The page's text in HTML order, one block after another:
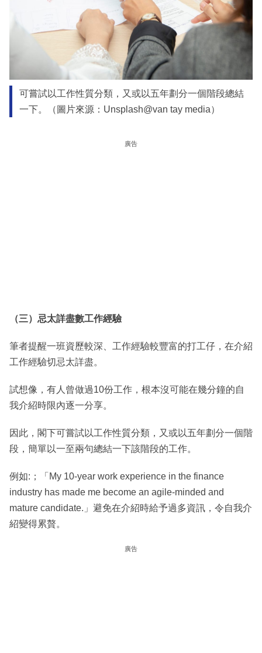
可嘗試以工作性質分類，又或以五年劃分一個階段總結
一下。（圖片來源：Unsplash@van tay media）
廣告
（三）忌太詳盡數工作經驗
筆者提醒一班資歷較深、工作經驗較豐富的打工仔，在介紹
工作經驗切忌太詳盡。
試想像，有人曾做過10份工作，根本沒可能在幾分鐘的自
我介紹時限內逐一分享。
因此，閣下可嘗試以工作性質分類，又或以五年劃分一個階
段，簡單以一至兩句總結一下該階段的工作。
例如:；「My 10-year work experience in the finance
industry has made me become an agile-minded and
mature candidate.」避免在介紹時給予過多資訊，令自我介
紹變得累贅。
廣告